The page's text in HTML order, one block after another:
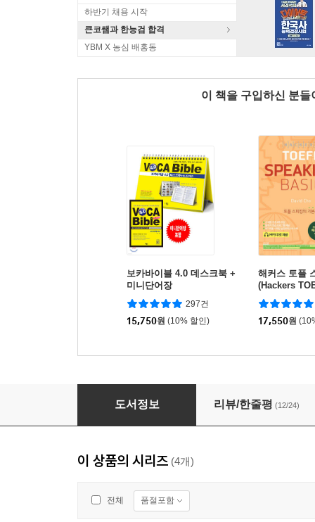
하반기 채용 시작
큰코쌤과 한능검 합격
YBM X 농심 배홍동
이 책을 구입하신 분
보카바이블 4.0 데스크북 +
미니단어장
297건
15,750원 (10% 할인)
해커스 토플
(Hackers
peaking)
17,550원
해커스 토플 리딩 (Hackers TOEFL Reading)
도서정보 리뷰/한줄평 (12/24)
이 상품의 시리즈 (4개)
전체 품절포함